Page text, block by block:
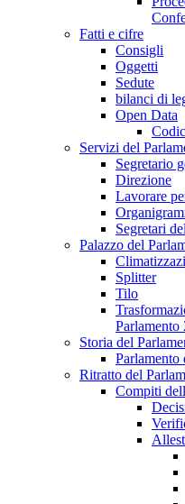
Fatti e cifre
Consigli
Oggetti
Sedute
bilanci di
Open Data
Servizi del
Segretario
Direzione
Lavorare
Segretari
Palazzo del
Splitter
Tilo
Parlamento
Storia del
Parlamento
Ritratto del
Compiti